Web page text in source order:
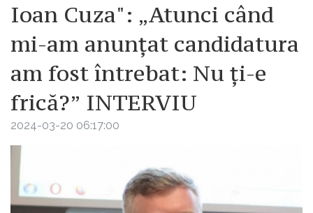
Ioan Cuza": „Atunci când
mi-am anunțat candidatura
am fost întrebat: Nu ți-e
frică?” INTERVIU
2024-03-20 06:17:00